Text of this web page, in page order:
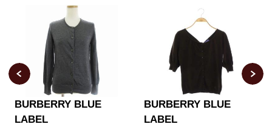
BURBERRY BLUE
LABEL
BURBERRY BLUE
LABEL